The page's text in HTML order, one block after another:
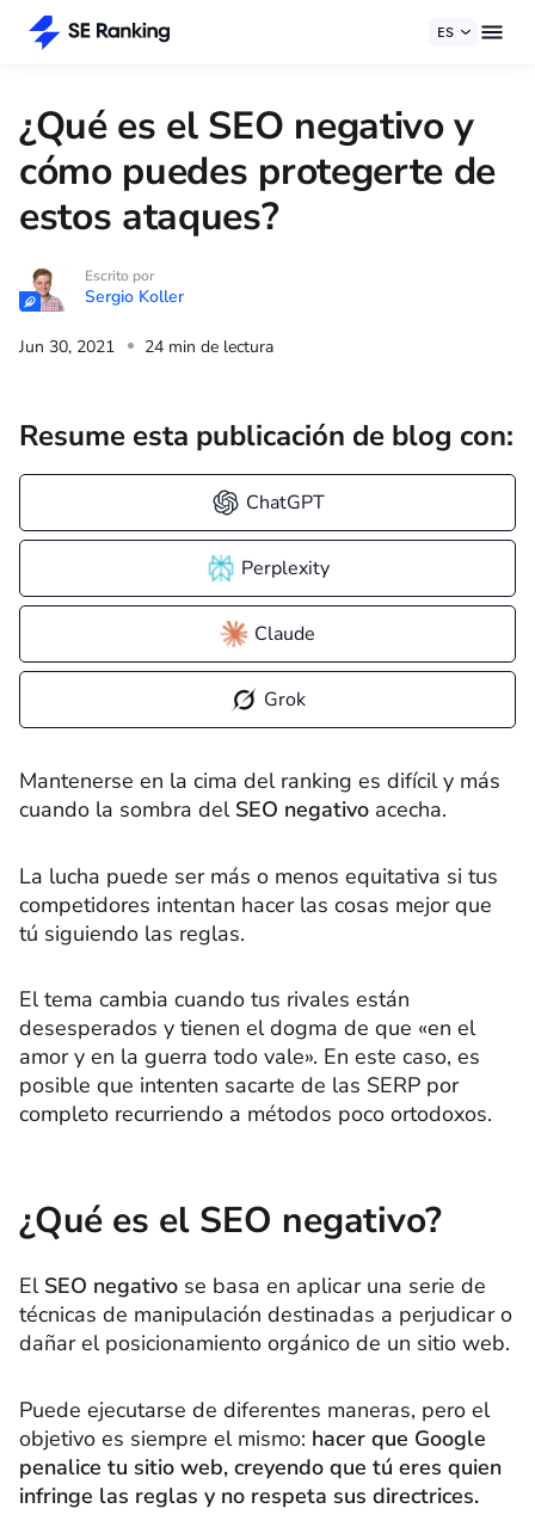
ES
¿Qué es el SEO negativo y
cómo puedes protegerte de
estos ataques?
Escrito por
Sergio Koller
Jun 30, 2021 24 min de lectura
Resume esta publicación de blog con:
ChatGPT
Perplexity
Claude
Grok
Mantenerse en la cima del ranking es difícil y más
cuando la sombra del SEO negativo acecha.
La lucha puede ser más o menos equitativa si tus
competidores intentan hacer las cosas mejor que
tú siguiendo las reglas.
El tema cambia cuando tus rivales están
desesperados y tienen el dogma de que «en el
amor y en la guerra todo vale». En este caso, es
posible que intenten sacarte de las SERP por
completo recurriendo a métodos poco ortodoxos.
¿Qué es el SEO negativo?
El SEO negativo se basa en aplicar una serie de
técnicas de manipulación destinadas a perjudicar o
dañar el posicionamiento orgánico de un sitio web.
Puede ejecutarse de diferentes maneras, pero el
objetivo es siempre el mismo: hacer que Google
penalice tu sitio web, creyendo que tú eres quien
infringe las reglas y no respeta sus directrices.